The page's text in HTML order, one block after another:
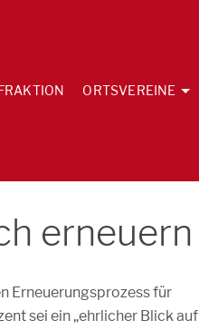
ORTSVEREINE
erneuern
Erneuerungsprozess für
sei ein „ehrlicher Blick auf